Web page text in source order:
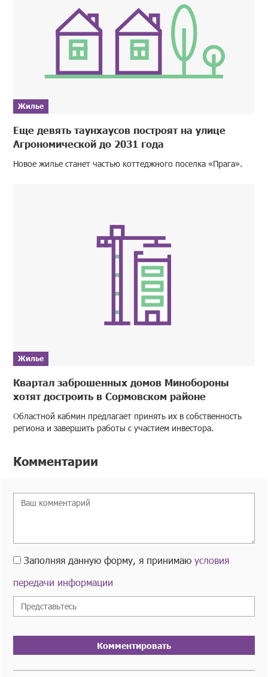
Жилье
Еще девять таунхаусов построят на улице
Агрономической до 2031 года
Новое жилье станет частью коттеджного поселка «Прага».
Жилье
Квартал заброшенных домов Минобороны
хотят достроить в Сормовском районе
Областной кабмин предлагает принять их в собственность
региона и завершить работы с участием инвестора.
Комментарии
Заполняя данную форму, я принимаюусловия
передачи информации
Комментировать